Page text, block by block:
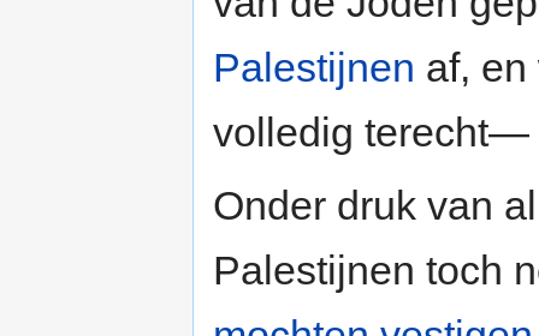
Palestijnen af,
volledig terecht—
Onder druk van
Palestijnen toch